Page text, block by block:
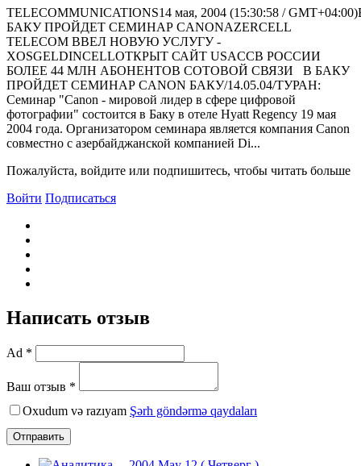
TELECOMMUNICATIONS14 мая, 2004 (15:30:58 /
БАКУ ПРОЙДЕТ СЕМИНАР CANONAZERCELL
TELECOM ВВЕЛ НОВУЮ УСЛУГУ -
XOSGELDINCELLОТКРЫТ САЙТ USACCВ РОССИИ
БОЛЕЕ 44 МЛН АБОНЕНТОВ СОТОВОЙ СВЯЗИ В БАКУ
ПРОЙДЕТ СЕМИНАР CANON БАКУ/14.05.04/ТУРАН:
Семинар "Canon - мировой лидер в сфере цифровой
фотографии" состоится в Баку в отеле Hyatt Regency 19 мая
2004 года. Организатором семинара является компания Canon
совместно с азербайджанской компанией Di...
Пожалуйста, войдите или подпишитесь, чтобы читать больше
Войти Подписаться
Написать отзыв
Ad *
Ваш отзыв *
Oxudum və razıyam Şərh göndərmə qaydaları
Отправить